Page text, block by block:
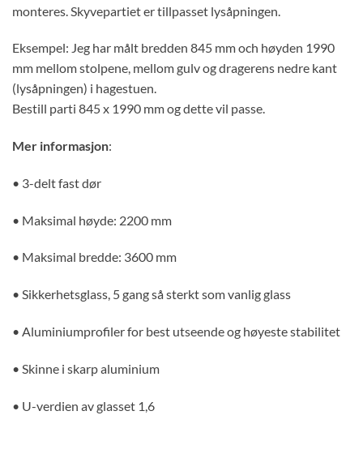
monteres. Skyvepartiet er tillpasset lysåpningen.
Eksempel: Jeg har målt bredden 845 mm och høyden 1990
mm mellom stolpene, mellom gulv og dragerens nedre kant
(lysåpningen) i hagestuen.
Bestill parti 845 x 1990 mm og dette vil passe.
Mer informasjon:
• 3-delt fast dør
• Maksimal høyde: 2200 mm
• Maksimal bredde: 3600 mm
• Sikkerhetsglass, 5 gang så sterkt som vanlig glass
• Aluminiumprofiler for best utseende og høyeste stabilitet
• Skinne i skarp aluminium
• U-verdien av glasset 1,6